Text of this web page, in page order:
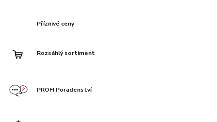
Příznivé ceny
Rozsáhlý sortiment
PROFI Poradenství